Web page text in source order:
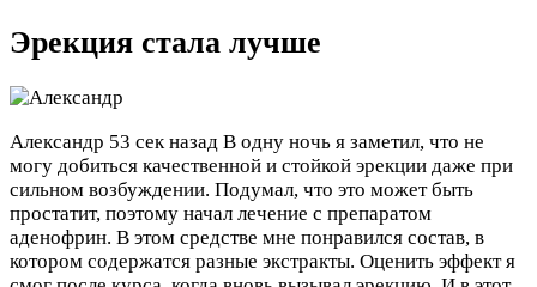
Эрекция стала лучше
Александр 53 сек назад В одну ночь я заметил, что не
могу добиться качественной и стойкой эрекции даже при
сильном возбуждении. Подумал, что это может быть
простатит, поэтому начал лечение с препаратом
аденофрин. В этом средстве мне понравился состав, в
котором содержатся разные экстракты. Оценить эффект я